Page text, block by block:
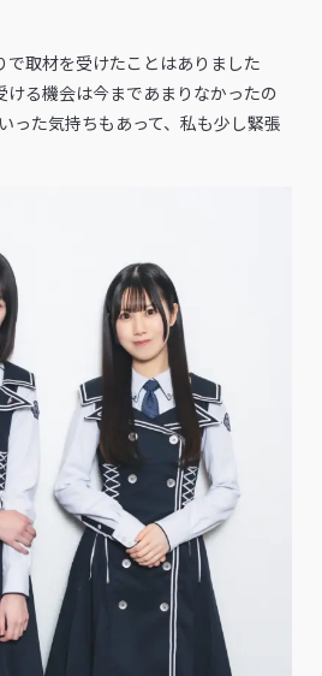
取材を受けたことはありました
る機会は今まであまりなかったの
った気持ちもあって、私も少し緊張